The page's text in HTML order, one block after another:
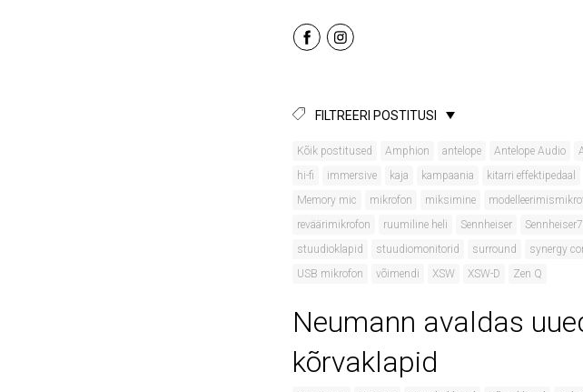
FILTREERI POSTITUSI
Kõik postitused Amphion antelope Antelope Audio
hi-fi
immersive kaja kampaania kitarri effektipedaal
Memory mic
mikrofon miksimine
reväärimikrofon
ruumiline heli Sennheiser
stuudioklapid
stuudiomonitorid surround synergy
USB mikrofon
võimendi XSW XSW-D Zen Q
Neumann avaldas
kõrvaklapid